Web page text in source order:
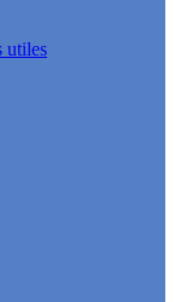
utiles